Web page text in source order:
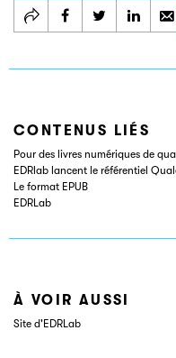
Partager
EDRLab, à la pointe
Partager
EDRLab, à la pointe
Partager
EDRLab, à la pointe
CONTENUS LIÉS
Pour des livres numériques de
EDRlab lancent le référentiel
Le format EPUB
EDRLab
À VOIR AUSSI
Site d'EDRLab